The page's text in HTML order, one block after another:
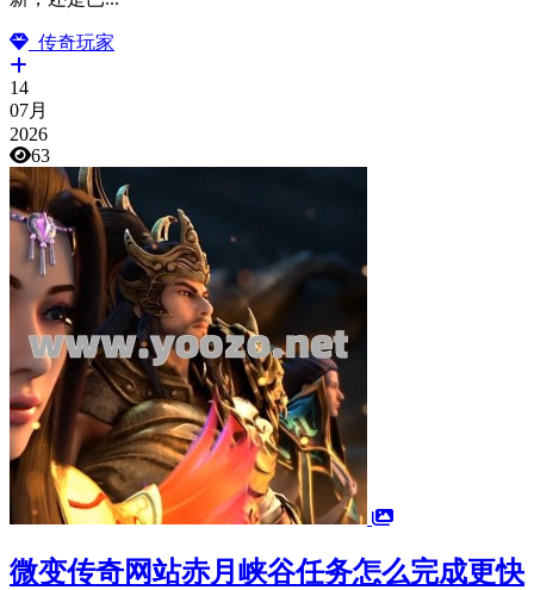
传奇玩家
14
07月
2026
63
微变传奇网站赤月峡谷任务怎么完成更快